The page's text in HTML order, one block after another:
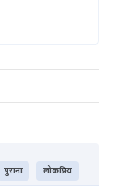
पुराना लोकप्रिय